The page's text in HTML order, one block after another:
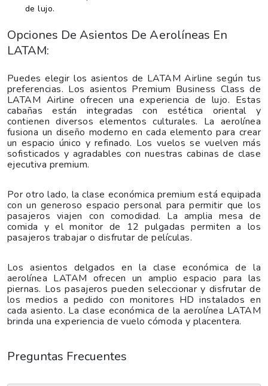
de lujo.
Opciones De Asientos De Aerolíneas En
LATAM:
Puedes elegir los asientos de LATAM Airline según tus
preferencias. Los asientos Premium Business Class de
LATAM Airline ofrecen una experiencia de lujo. Estas
cabañas están integradas con estética oriental y
contienen diversos elementos culturales. La aerolínea
fusiona un diseño moderno en cada elemento para crear
un espacio único y refinado. Los vuelos se vuelven más
sofisticados y agradables con nuestras cabinas de clase
ejecutiva premium.
Por otro lado, la clase económica premium está equipada
con un generoso espacio personal para permitir que los
pasajeros viajen con comodidad. La amplia mesa de
comida y el monitor de 12 pulgadas permiten a los
pasajeros trabajar o disfrutar de películas.
Los asientos delgados en la clase económica de la
aerolínea LATAM ofrecen un amplio espacio para las
piernas. Los pasajeros pueden seleccionar y disfrutar de
los medios a pedido con monitores HD instalados en
cada asiento. La clase económica de la aerolínea LATAM
brinda una experiencia de vuelo cómoda y placentera.
Preguntas Frecuentes